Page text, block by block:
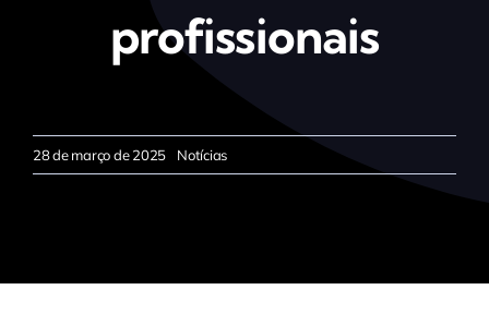
profissionais
28 de março de 2025 Notícias